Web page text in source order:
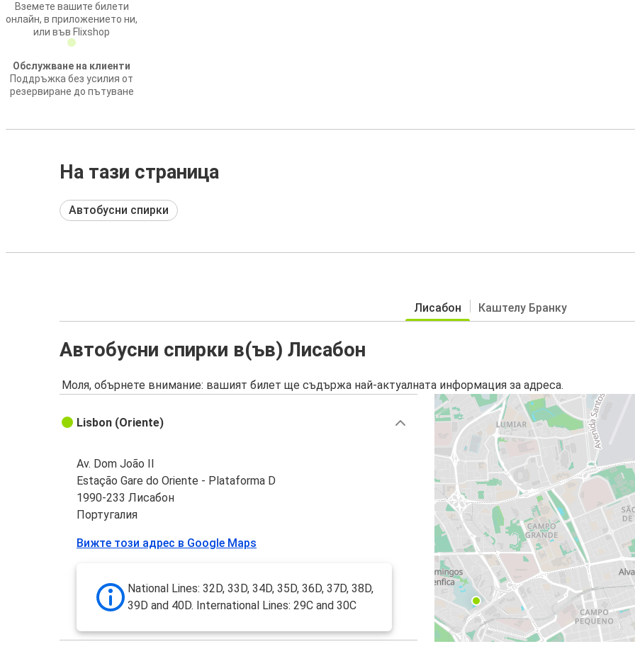
Вземете вашите билети
онлайн, в приложението ни,
или във Flixshop
Обслужване на клиенти
Поддръжка без усилия от
резервиране до пътуване
На тази страница
Автобусни спирки
Лисабон Каштелу Бранку
Автобусни спирки в(ъв) Лисабон
Моля, обърнете внимание: вашият билет ще съдържа най-актуалната информация за адреса.
Lisbon (Oriente)
Av. Dom João II
Estação Gare do Oriente - Plataforma D
1990-233 Лисабон
Португалия
Вижте този адрес в Google Maps
National Lines: 32D, 33D, 34D, 35D, 36D, 37D, 38D,
39D and 40D. International Lines: 29C and 30C